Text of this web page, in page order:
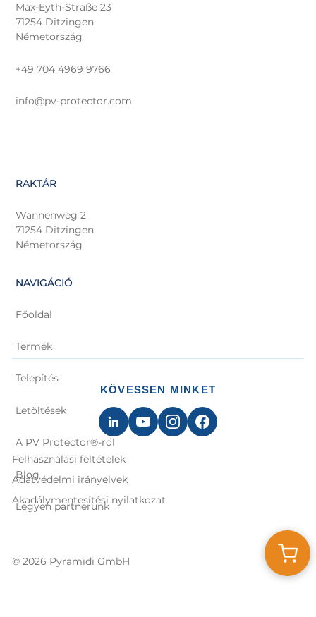
Max-Eyth-Straße 23
71254 Ditzingen
Németország
+49 704 4969 9766
info@pv-protector.com
RAKTÁR
Wannenweg 2
71254 Ditzingen
Németország
NAVIGÁCIÓ
Főoldal
Termék
Telepítés
Letöltések
A PV Protector®-ról
Blog
Legyen partnerünk
KÖVESSEN MINKET
Felhasználási feltételek
Adatvédelmi irányelvek
Akadálymentesítési nyilatkozat
© 2026 Pyramidi GmbH